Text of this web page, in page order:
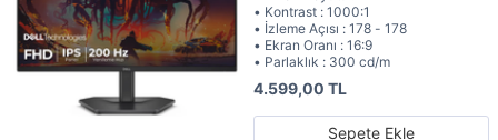
• Kontrast : 1000:1
• İzleme Açısı : 178 - 178
• Ekran Oranı : 16:9
• Parlaklık : 300 cd/m
4.599,00 TL
Sepete Ekle